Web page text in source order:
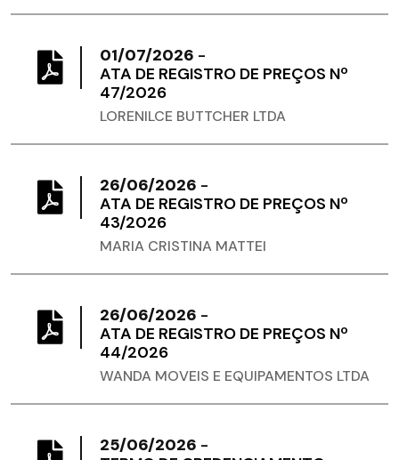
01/07/2026 -
ATA DE REGISTRO DE PREÇOS Nº
47/2026
LORENILCE BUTTCHER LTDA
26/06/2026 -
ATA DE REGISTRO DE PREÇOS Nº
43/2026
MARIA CRISTINA MATTEI
26/06/2026 -
ATA DE REGISTRO DE PREÇOS Nº
44/2026
WANDA MOVEIS E EQUIPAMENTOS LTDA
25/06/2026 -